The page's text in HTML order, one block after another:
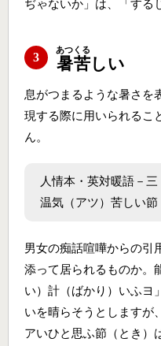
ぢゃないか」は、「する
3 暑苦
あつくる
しい
息がつまるような暑さを
現する際に用いられるこ
ん。
人情本・英対暖語－
温気（アツ）苦しい節
男女の痴話喧嘩からの引
添って居られるものか。
い）計（ばかり）いふヨ
いを晴らそうとしますが
アいひと思ふ節（とき）